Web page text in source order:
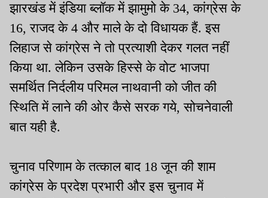
झारखंड में इंडिया ब्लॉक में झामुमो के 34, कांग्रेस के
16, राजद के 4 और माले के दो विधायक हैं. इस
लिहाज से कांग्रेस ने तो प्रत्याशी देकर गलत नहीं
किया था. लेकिन उसके हिस्से के वोट भाजपा
समर्थित निर्दलीय परिमल नाथवानी को जीत की
स्थिति में लाने की ओर कैसे सरक गये, सोचनेवाली
बात यही है.
चुनाव परिणाम के तत्काल बाद 18 जून की शाम
कांग्रेस के प्रदेश प्रभारी और इस चुनाव में